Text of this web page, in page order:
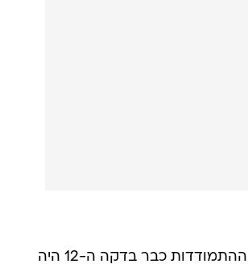
מי שהכריע את ההתמודדות כבר בדקה ה-12 היה